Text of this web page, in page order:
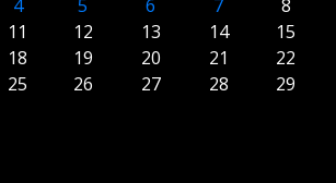
4 5 6 7
8
11 12 13 14
15
18 19 20 21
22
25 26 27 28
29